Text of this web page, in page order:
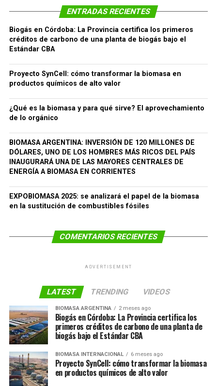
ENTRADAS RECIENTES
Biogás en Córdoba: La Provincia certifica los primeros
créditos de carbono de una planta de biogás bajo el
Estándar CBA
Proyecto SynCell: cómo transformar la biomasa en
productos químicos de alto valor
¿Qué es la biomasa y para qué sirve? El aprovechamiento
de lo orgánico
BIOMASA ARGENTINA: INVERSIÓN DE 120 MILLONES DE
DÓLARES, UNO DE LOS HOMBRES MÁS RICOS DEL PAÍS
INAUGURARÁ UNA DE LAS MAYORES CENTRALES DE
ENERGÍA A BIOMASA EN CORRIENTES
EXPOBIOMASA 2025: se analizará el papel de la biomasa
en la sustitución de combustibles fósiles
COMENTARIOS RECIENTES
ADVERTISEMENT
LATEST TRENDING VIDEOS
BIOMASA ARGENTINA 2 meses ago
Biogás en Córdoba: La Provincia certifica los
primeros créditos de carbono de una planta de
biogás bajo el Estándar CBA
BIOMASA INTERNACIONAL 6 meses ago
Proyecto SynCell: cómo transformar la biomasa
en productos químicos de alto valor